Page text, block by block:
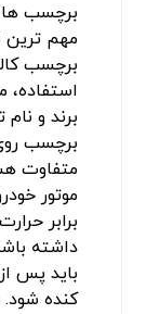
برچسب ها
مهم
برچسب
استفاده،
برند و
برچسب
متفاوت
برابر
داشته
باید پس
کنده شود.